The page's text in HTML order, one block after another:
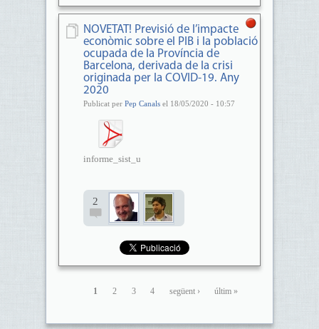
NOVETAT! Previsió de l’impacte
econòmic sobre el PIB i la població
ocupada de la Província de
Barcelona, derivada de la crisi
originada per la COVID-19. Any
2020
Publicat per Pep Canalsel 18/05/2020 - 10:57
informe_sist_urbans_provincia_...
2
1 2 3 4 següent › últim »